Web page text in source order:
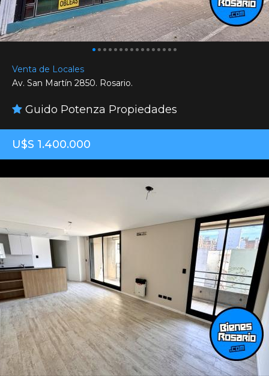
Venta de Locales
Av. San Martín 2850. Rosario.
Guido Potenza Propiedades
U$S 1.400.000